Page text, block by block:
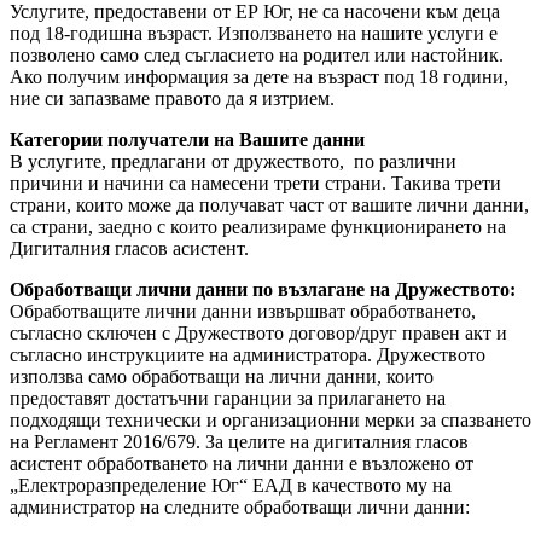
Услугите, предоставени от ЕР Юг, не са насочени към деца
под 18-годишна възраст. Използването на нашите услуги е
позволено само след съгласието на родител или настойник.
Ако получим информация за дете на възраст под 18 години,
ние си запазваме правото да я изтрием.
Категории получатели на Вашите данни
В услугите, предлагани от дружеството, по различни
причини и начини са намесени трети страни. Такива трети
страни, които може да получават част от вашите лични данни,
са страни, заедно с които реализираме функционирането на
Дигиталния гласов асистент.
Обработващи лични данни по възлагане на Дружеството:
Обработващите лични данни извършват обработването,
съгласно сключен с Дружеството договор/друг правен акт и
съгласно инструкциите на администратора. Дружеството
използва само обработващи на лични данни, които
предоставят достатъчни гаранции за прилагането на
подходящи технически и организационни мерки за спазването
на Регламент 2016/679. За целите на дигиталния гласов
асистент обработването на лични данни е възложено от
„Електроразпределение Юг“ ЕАД в качеството му на
администратор на следните обработващи лични данни: